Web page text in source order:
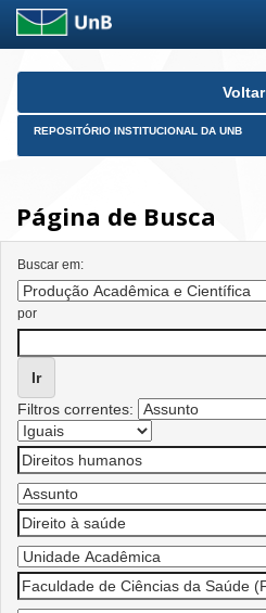
Skip
Voltar
REPOSITÓRIO INSTITUCIONAL DA UNB
Página de Busca
Buscar em:
por
Filtros correntes: